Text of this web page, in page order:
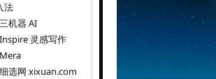
法
三机器 AI
Inspire 灵感写作
Mera
细选网 xixuan.com